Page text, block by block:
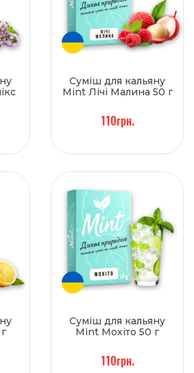
Суміш для кальяну
Mint Лічі Малина 50 г
110грн.
Суміш для кальяну
Mint Мохіто 50 г
110грн.